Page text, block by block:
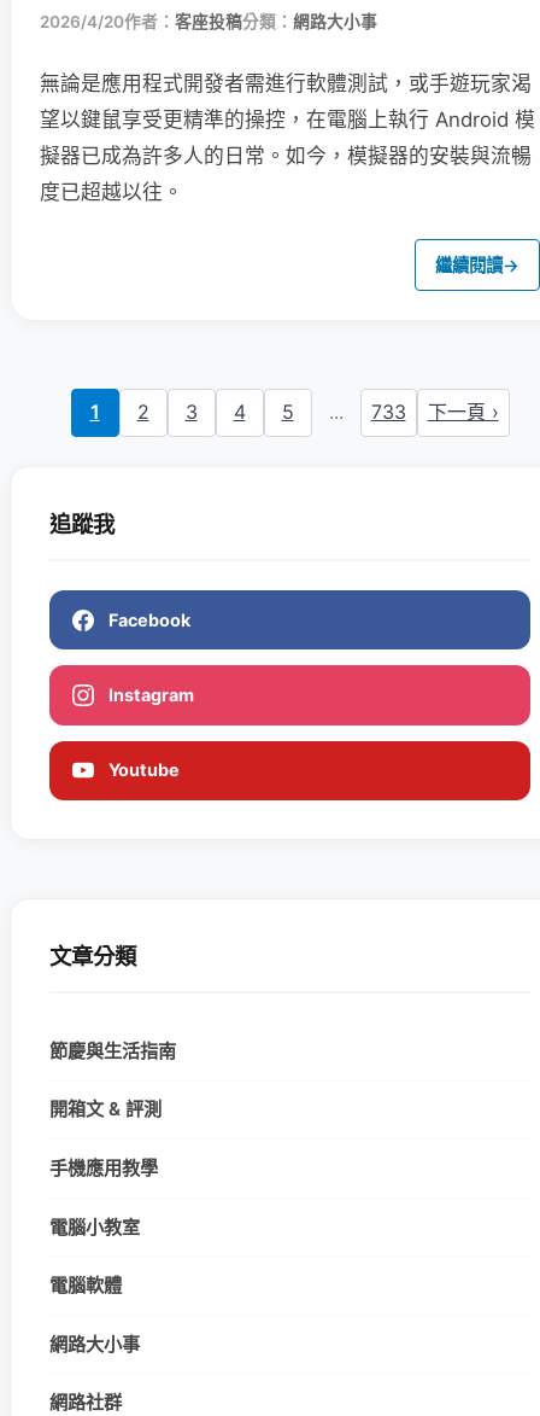
2026/4/20作者： 客座投稿分類： 網路大小事
無論是應用程式開發者需進行軟體測試，或手遊玩家渴
望以鍵鼠享受更精準的操控，在電腦上執行 Android 模
擬器已成為許多人的日常。如今，模擬器的安裝與流暢
度已超越以往。
繼續閱讀→
1 2 3 4 5 ... 733 下一頁 ›
追蹤我
Facebook
Instagram
Youtube
文章分類
節慶與生活指南
開箱文 & 評測
手機應用教學
電腦小教室
電腦軟體
網路大小事
網路社群